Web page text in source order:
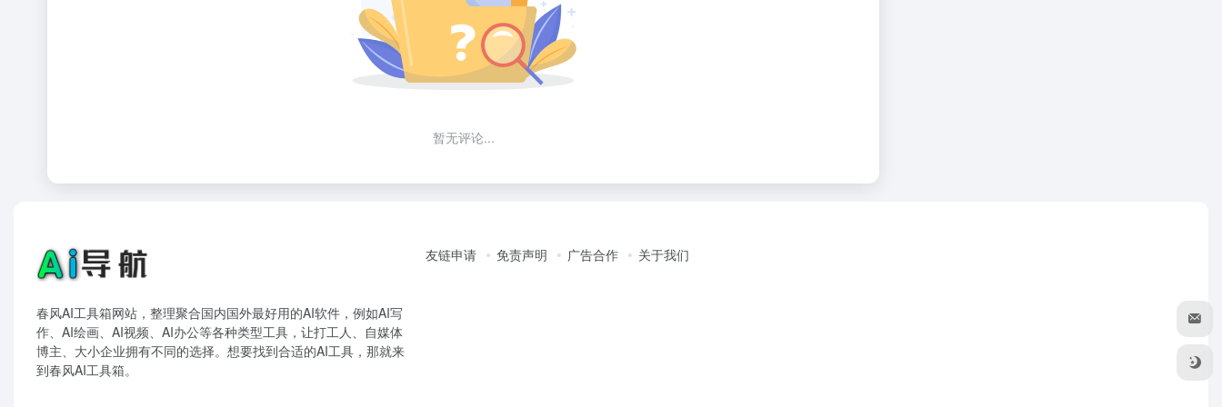
暂无评论...
春风AI工具箱网站，整理聚合国内国外最好用的AI软件，例如AI写
作、AI绘画、AI视频、AI办公等各种类型工具，让打工人、自媒体
博主、大小企业拥有不同的选择。想要找到合适的AI工具，那就来
到春风AI工具箱。
友链申请 免责声明 广告合作 关于我们